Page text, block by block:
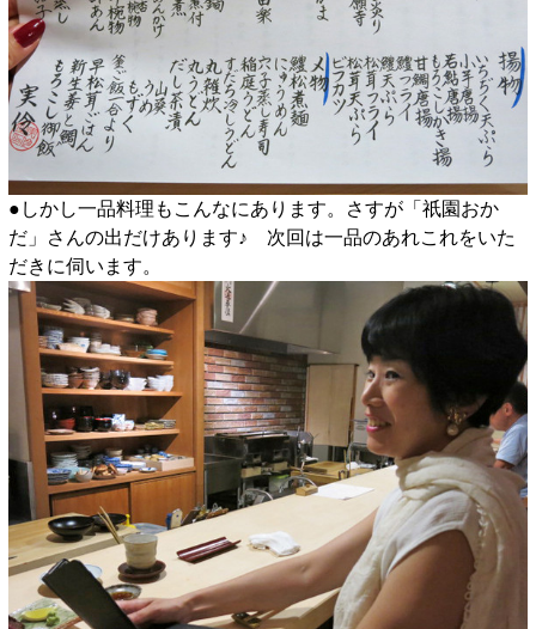
●しかし一品料理もこんなにあります。さすが「祇園おか
だ」さんの出だけあります♪ 次回は一品のあれこれをいた
だきに伺います。